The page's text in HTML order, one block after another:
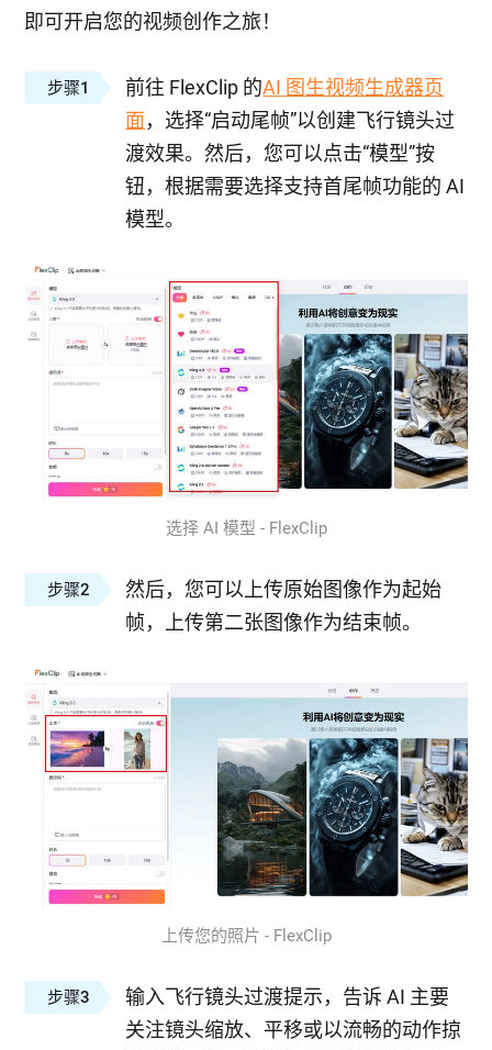
即可开启您的视频创作之旅！
步骤1 前往 FlexClip 的AI 图生视频生成器页
面，选择“启动尾帧”以创建飞行镜头过
渡效果。然后，您可以点击“模型”按
钮，根据需要选择支持首尾帧功能的 AI
模型。
选择 AI 模型 - FlexClip
步骤2
然后，您可以上传原始图像作为起始
帧，上传第二张图像作为结束帧。
上传您的照片 - FlexClip
步骤3
输入飞行镜头过渡提示，告诉 AI 主要
关注镜头缩放、平移或以流畅的动作掠